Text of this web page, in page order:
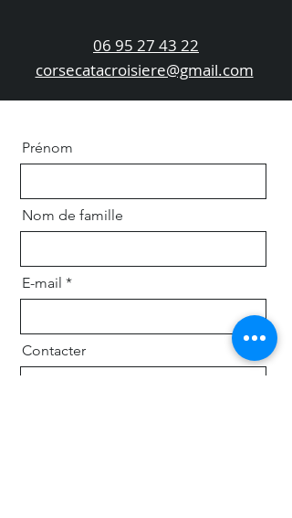
06 95 27 43 22
corsecatacroisiere@gmail.com
Prénom
Nom de famille
E-mail
Contacter